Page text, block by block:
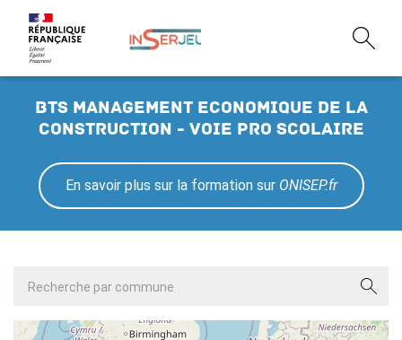
BTS management economique de la
construction - Voie pro scolaire
En savoir plus sur la formation sur ONISEP.fr